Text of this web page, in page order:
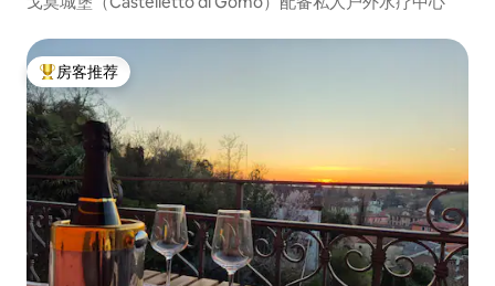
热门「房客推荐」
房客推荐